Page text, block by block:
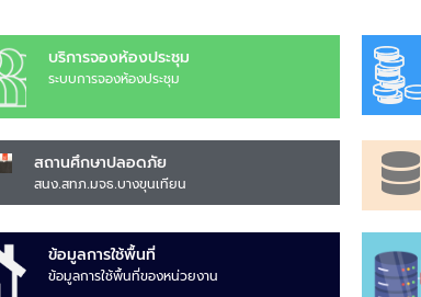
บริการจองห้องประชุม
ระบบการจองห้องประชุม
สถานศึกษาปลอดภัย
สนง.สทภ.มจธ.บางขุนเทียน
ข้อมูลการใช้พื้นที่
ข้อมูลการใช้พื้นที่ของหน่วยงาน